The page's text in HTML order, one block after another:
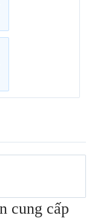
cung cấp